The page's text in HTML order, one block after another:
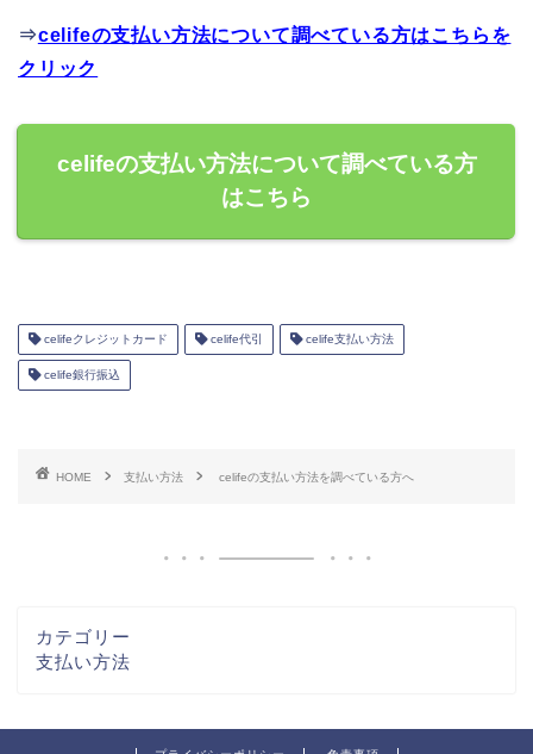
⇒celifeの支払い方法について調べている方はこちらを
クリック
celifeの支払い方法について調べている方
はこちら
celifeクレジットカード celife代引 celife支払い方法
celife銀行振込
HOME 支払い方法 celifeの支払い方法を調べている方へ
カテゴリー
支払い方法